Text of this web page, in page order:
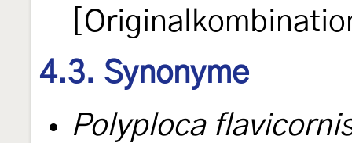
4.3. Synonyme
Polyploca